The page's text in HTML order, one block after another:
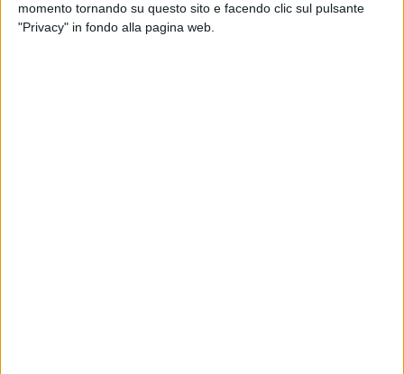
momento tornando su questo sito e facendo clic sul pulsante
"Privacy" in fondo alla pagina web.
BARLETTA - 14 MARZO 2013